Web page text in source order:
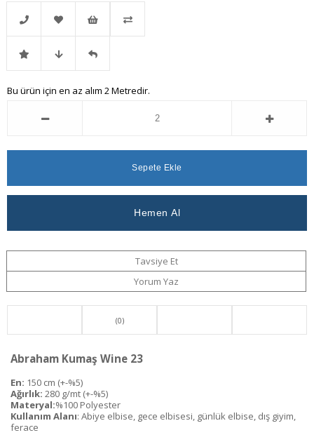
Telefonla
Sipariş
Favorilere
Ekle
İstek
Listeme
İndirimli Fiyat
Ver
Gelince
Bu ürün için en az alım 2 Metredir.
Tavsiye Et
Yorum Yaz
(0)
Abraham Kumaş Wine 23
En: 150 cm (+-%5)
Ağırlık: 280 g/mt (+-%5)
Materyal:%100 Polyester
Kullanım Alanı: Abiye elbise, gece elbisesi, günlük elbise, dış giyim,
ferace